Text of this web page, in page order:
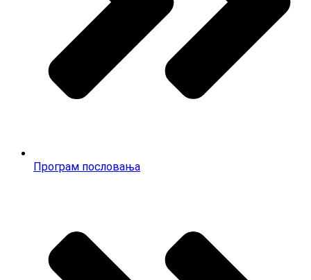
Програм пословања